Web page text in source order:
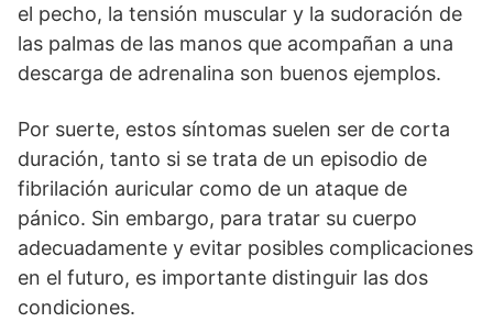
el pecho, la tensión muscular y la sudoración de
las palmas de las manos que acompañan a una
descarga de adrenalina son buenos ejemplos.
Por suerte, estos síntomas suelen ser de corta
duración, tanto si se trata de un episodio de
fibrilación auricular como de un ataque de
pánico. Sin embargo, para tratar su cuerpo
adecuadamente y evitar posibles complicaciones
en el futuro, es importante distinguir las dos
condiciones.